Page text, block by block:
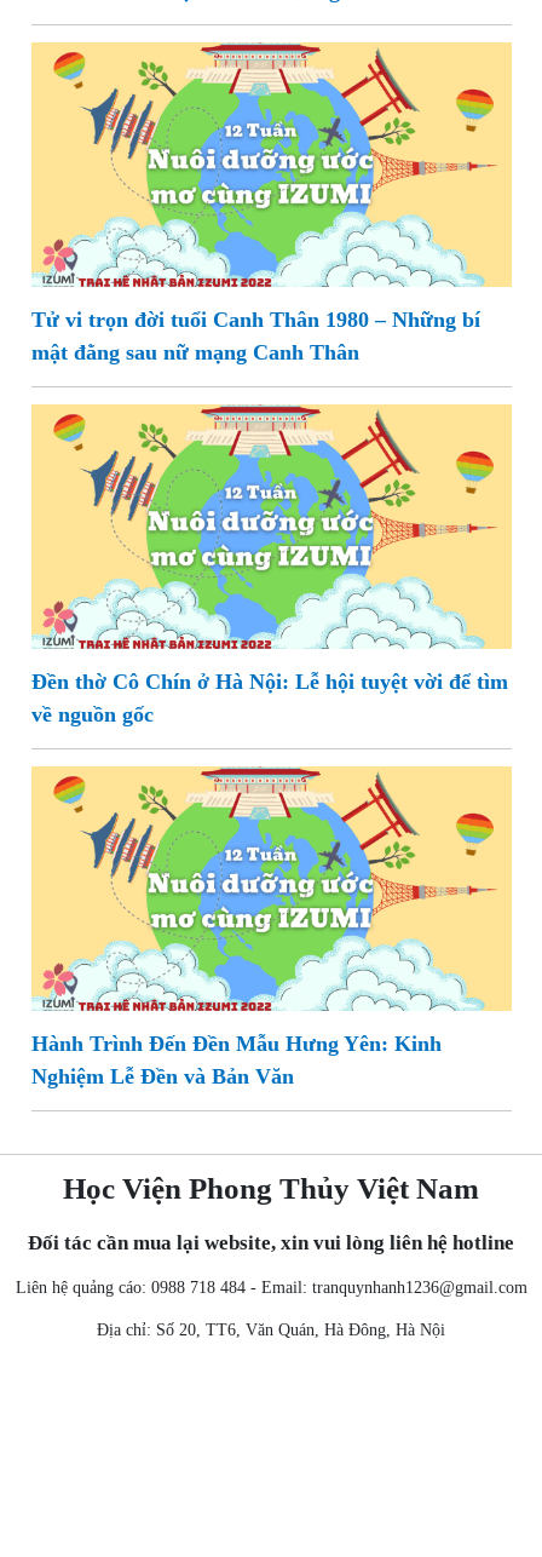
Tử vi trọn đời tuổi Canh Thân 1980 – Những bí
mật đằng sau nữ mạng Canh Thân
Đền thờ Cô Chín ở Hà Nội: Lễ hội tuyệt vời để tìm
về nguồn gốc
Hành Trình Đến Đền Mẫu Hưng Yên: Kinh
Nghiệm Lễ Đền và Bản Văn
Học Viện Phong Thủy Việt Nam
Đối tác cần mua lại website, xin vui lòng liên hệ hotline
Liên hệ quảng cáo: 0988 718 484 - Email: tranquynhanh1236@gmail.com
Địa chỉ: Số 20, TT6, Văn Quán, Hà Đông, Hà Nội